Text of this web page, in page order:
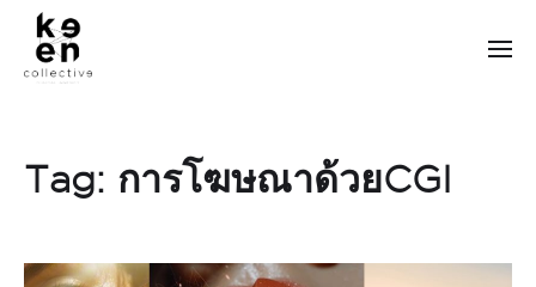
Tag: การโฆษณาด้วยCGI